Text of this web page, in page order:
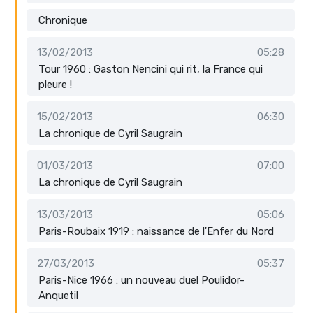
Chronique
13/02/2013
05:28
Tour 1960 : Gaston Nencini qui rit, la France qui
pleure !
15/02/2013
06:30
La chronique de Cyril Saugrain
01/03/2013
07:00
La chronique de Cyril Saugrain
13/03/2013
05:06
Paris-Roubaix 1919 : naissance de l'Enfer du Nord
27/03/2013
05:37
Paris-Nice 1966 : un nouveau duel Poulidor-
Anquetil